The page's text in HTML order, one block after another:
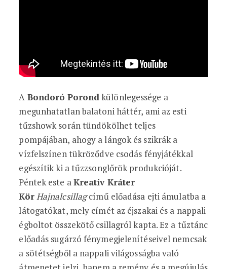
A Bondoró Porondkülönlegessége a
megunhatatlan balatoni háttér, ami az esti
tűzshowk során tündökölhet teljes
pompájában, ahogy a lángok és szikrák a
vízfelszínen tükröződve csodás fényjátékkal
egészítik ki a tűzzsonglőrök produkcióját.
Péntek este aKreatív Kráter
KörHajnalcsillagcímű előadása ejti ámulatba a
látogatókat, mely címét az éjszakai és a nappali
égboltot összekötő csillagról kapta. Ez a tűztánc
előadás sugárzó fénymegjelenítéseivel nemcsak
a sötétségből a nappali világosságba való